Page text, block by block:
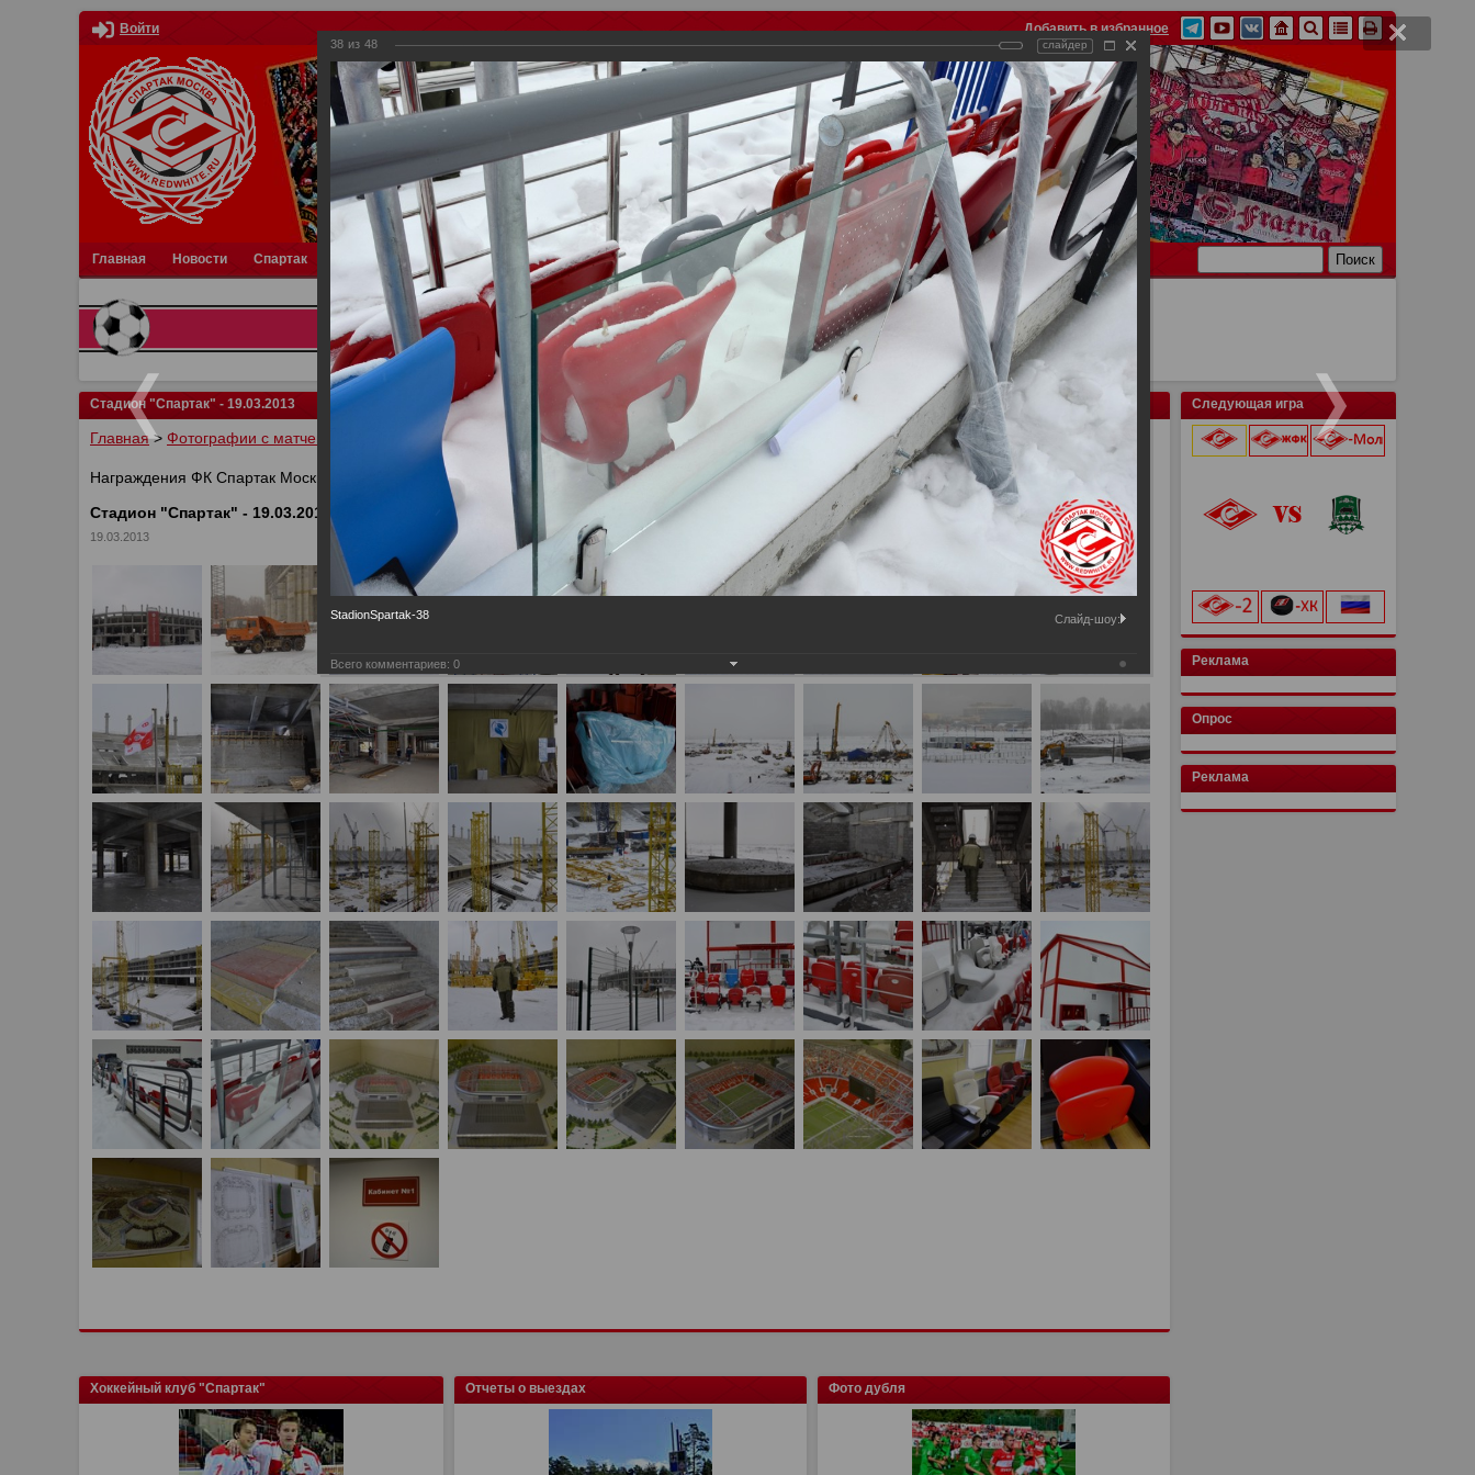
Войти Добавить в избранное
Главная Новости Спартак Турниры Фотки Отчеты Видео Фанату Стадионы О футболе КБ Форум Ссылки Связь
Стадион "Спартак" - 19.03.2013
Главная> Фотографии с матчей Спартака, Сборной Росиии >Награждения Сезон 2013 Стадион "Спартак" - 19.03.2013
Награждения ФК Спартак Москва
Стадион "Спартак" - 19.03.2013
19.03.2013
Хоккейный клуб "Спартак" Отчеты о выездах Фото дубля
Следующая игра
Реклама
Опрос
Реклама
38 из 48 слайдер
StadionSpartak-38 Слайд-шоу:
Всего комментариев: 0